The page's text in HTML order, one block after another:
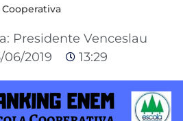
Cooperativa
Presidente Venceslau
06/2019
13:29